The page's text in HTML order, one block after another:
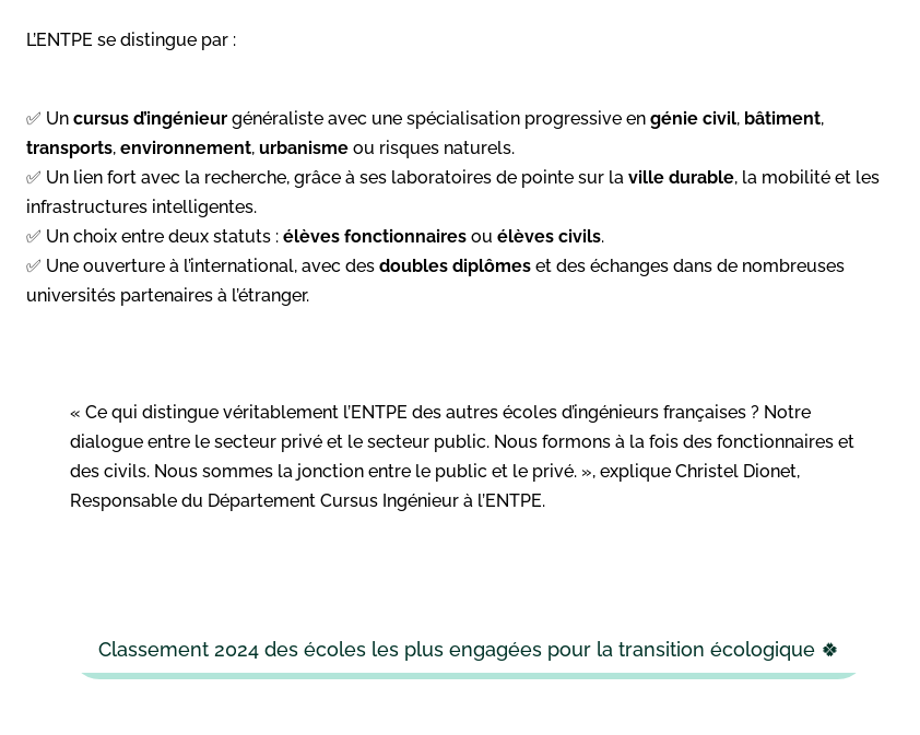
L’ENTPE se distingue par :
✅ Un cursus d’ingénieur généraliste avec une spécialisation progressive en génie civil, bâtiment,
transports, environnement, urbanisme ou risques naturels.
✅ Un lien fort avec la recherche, grâce à ses laboratoires de pointe sur la ville durable, la mobilité et les
infrastructures intelligentes.
✅ Un choix entre deux statuts : élèves fonctionnaires ou élèves civils.
✅ Une ouverture à l’international, avec des doubles diplômes et des échanges dans de nombreuses
universités partenaires à l’étranger.
« Ce qui distingue véritablement l’ENTPE des autres écoles d’ingénieurs françaises ? Notre
dialogue entre le secteur privé et le secteur public. Nous formons à la fois des fonctionnaires et
des civils. Nous sommes la jonction entre le public et le privé. », explique Christel Dionet,
Responsable du Département Cursus Ingénieur à l’ENTPE.
Classement 2024 des écoles les plus engagées pour la transition écologique 🍀